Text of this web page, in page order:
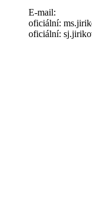
E-mail:
oficiální:
oficiální: